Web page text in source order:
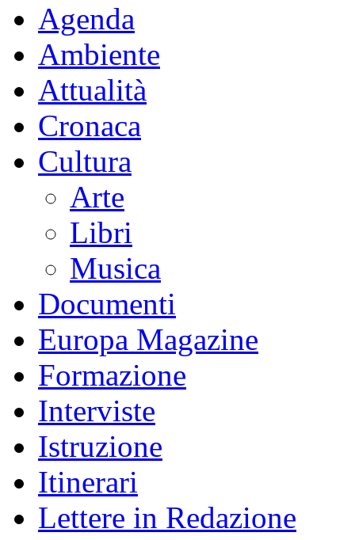
Agenda
Ambiente
Attualità
Cronaca
Cultura
Arte
Libri
Musica
Documenti
Europa Magazine
Formazione
Interviste
Istruzione
Itinerari
Lettere in Redazione